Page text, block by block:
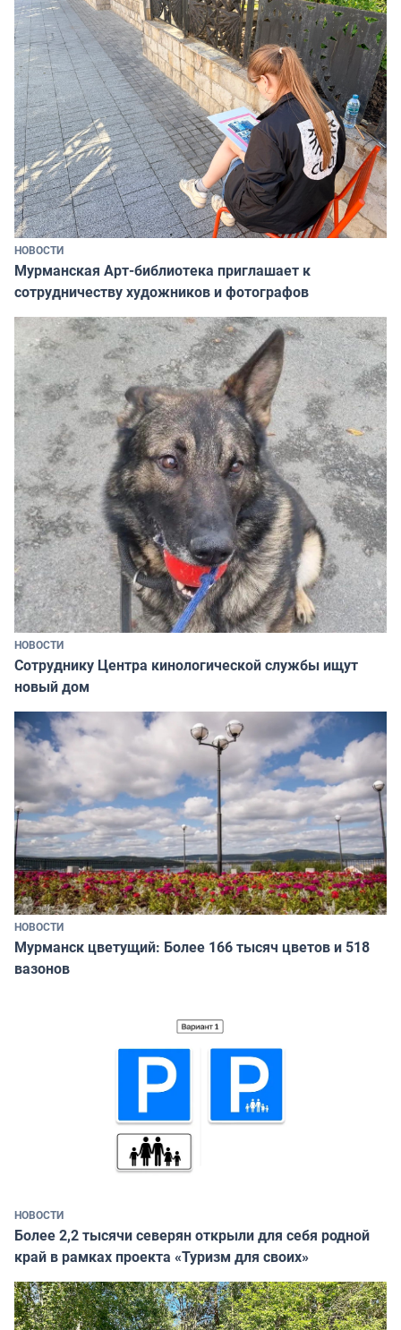
НОВОСТИ
Мурманская Арт-библиотека приглашает к
сотрудничеству художников и фотографов
НОВОСТИ
Сотруднику Центра кинологической службы ищут
новый дом
НОВОСТИ
Мурманск цветущий: Более 166 тысяч цветов и 518
вазонов
НОВОСТИ
Более 2,2 тысячи северян открыли для себя родной
край в рамках проекта «Туризм для своих»